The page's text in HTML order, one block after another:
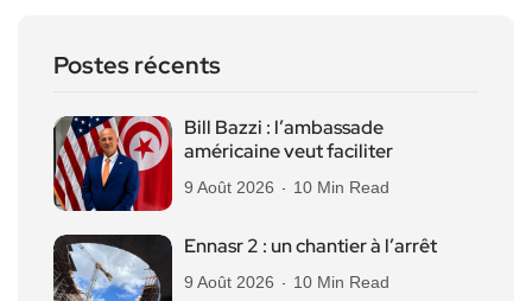
Postes récents
Bill Bazzi : l’ambassade
américaine veut faciliter
9 Août 2026 10 Min Read
Ennasr 2 : un chantier à l’arrêt
9 Août 2026 10 Min Read